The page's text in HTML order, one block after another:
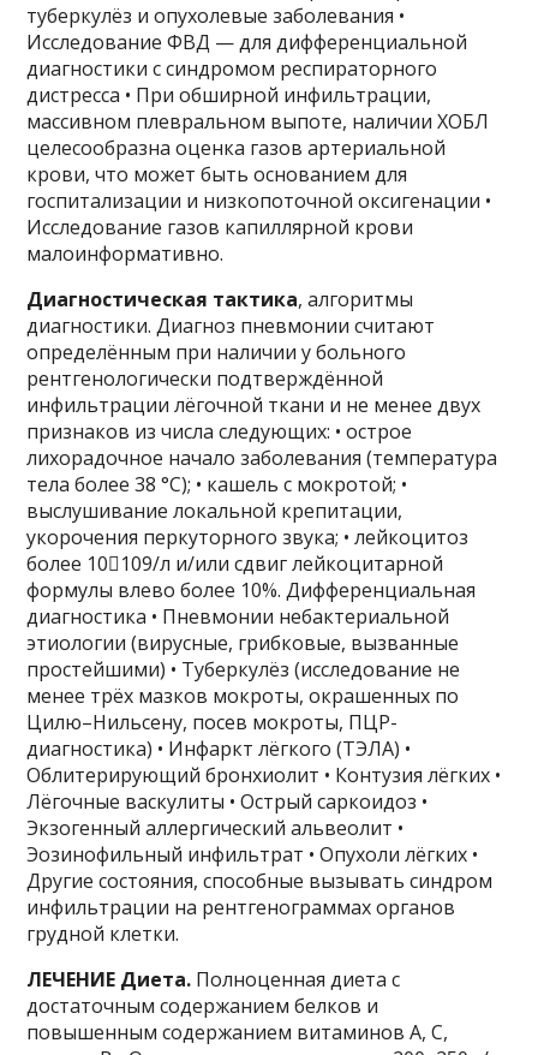
туберкулёз и опухолевые заболевания •
Исследование ФВД — для дифференциальной
диагностики с синдромом респираторного
дистресса • При обширной инфильтрации,
массивном плевральном выпоте, наличии ХОБЛ
целесообразна оценка газов артериальной
крови, что может быть основанием для
госпитализации и низкопоточной оксигенации •
Исследование газов капиллярной крови
малоинформативно.
Диагностическая тактика, алгоритмы
диагностики. Диагноз пневмонии считают
определённым при наличии у больного
рентгенологически подтверждённой
инфильтрации лёгочной ткани и не менее двух
признаков из числа следующих: • острое
лихорадочное начало заболевания (температура
тела более 38 °С); • кашель с мокротой; •
выслушивание локальной крепитации,
укорочения перкуторного звука; • лейкоцитоз
более 10109/л и/или сдвиг лейкоцитарной
формулы влево более 10%. Дифференциальная
диагностика • Пневмонии небактериальной
этиологии (вирусные, грибковые, вызванные
простейшими) • Туберкулёз (исследование не
менее трёх мазков мокроты, окрашенных по
Цилю–Нильсену, посев мокроты, ПЦР-
диагностика) • Инфаркт лёгкого (ТЭЛА) •
Облитерирующий бронхиолит • Контузия лёгких •
Лёгочные васкулиты • Острый саркоидоз •
Экзогенный аллергический альвеолит •
Эозинофильный инфильтрат • Опухоли лёгких •
Другие состояния, способные вызывать синдром
инфильтрации на рентгенограммах органов
грудной клетки.
ЛЕЧЕНИЕ Диета. Полноценная диета с
достаточным содержанием белков и
повышенным содержанием витаминов А, С,